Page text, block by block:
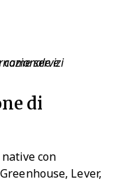
di
con
Lever,